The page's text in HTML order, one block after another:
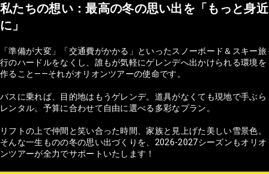
私たちの想い：最高の冬の思い出を「もっと身近
に」
「準備が大変」「交通費がかかる」といったスノーボード＆スキー旅
行のハードルをなくし、誰もが気軽にゲレンデへ出かけられる環境を
作ること——それがオリオンツアーの使命です。
バスに乗れば、目的地はもうゲレンデ。道具がなくても現地で手ぶら
レンタル。予算に合わせて自由に選べる多彩なプラン。
リフトの上で仲間と笑い合った時間、家族と見上げた美しい雪景色。
そんな一生ものの冬の思い出づくりを、2026-2027シーズンもオリオ
ンツアーが全力でサポートいたします！